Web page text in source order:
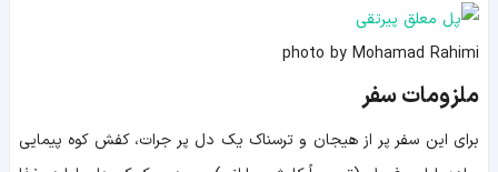
photo by Mohamad Rahimi
ملزومات سفر
برای این سفر پر از هیجان و ترسناک یک دل پر جرات، کفش کوه پیمایی